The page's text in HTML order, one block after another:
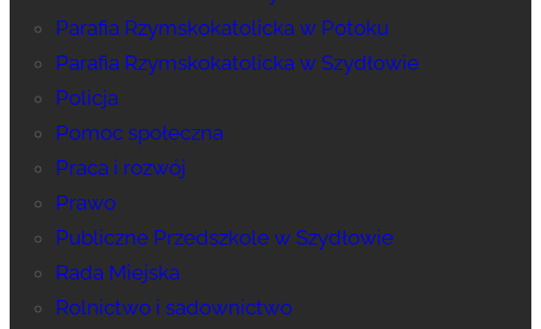
Parafia Rzymskokatolicka w Potoku
Parafia Rzymskokatolicka w Szydłowie
Policja
Pomoc społeczna
Praca i rozwój
Prawo
Publiczne Przedszkole w Szydłowie
Rada Miejska
Rolnictwo i sadownictwo